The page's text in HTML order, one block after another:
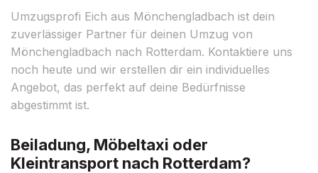
Umzugsprofi Eich aus Mönchengladbach ist dein
zuverlässiger Partner für deinen Umzug von
Mönchengladbach nach Rotterdam. Kontaktiere uns
noch heute und wir erstellen dir ein individuelles
Angebot, das perfekt auf deine Bedürfnisse
abgestimmt ist.
Beiladung, Möbeltaxi oder
Kleintransport nach Rotterdam?